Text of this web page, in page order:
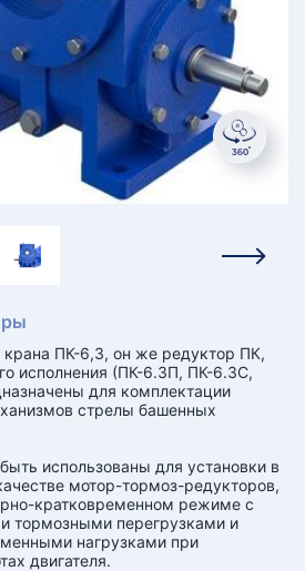
ПК-6,3, он же редуктор ПК,
исполнения (ПК-6.3П, ПК-6.3С,
для комплектации
стрелы башенных
использованы для установки в
мотор-тормоз-редукторов,
кратковременном режиме с
тормозными перегрузками и
нагрузками при
двигателя.